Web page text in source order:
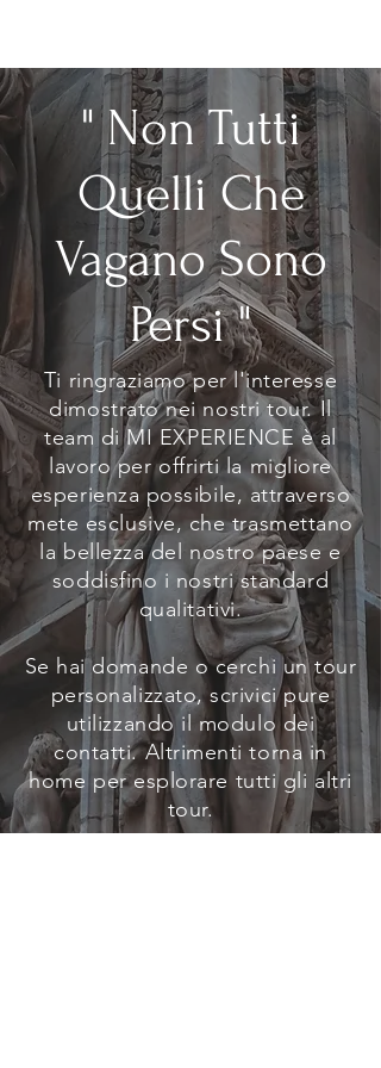
" Non Tutti
Quelli Che
Vagano Sono
Persi "
Ti ringraziamo per l'interesse
dimostrato nei nostri tour. Il
team di MI EXPERIENCE è al
lavoro per offrirti la migliore
esperienza possibile, attraverso
mete esclusive, che trasmettano
la bellezza del nostro paese e
soddisfino i nostri standard
qualitativi.
Se hai domande o cerchi un tour
personalizzato, scrivici pure
utilizzando il modulo dei
contatti. Altrimenti torna in
home per esplorare tutti gli altri
tour.